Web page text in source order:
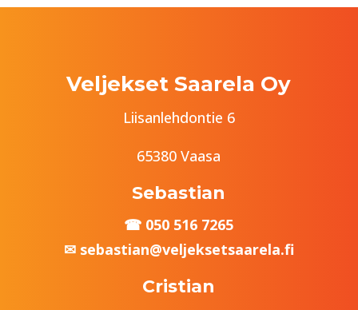
Veljekset Saarela Oy
Liisanlehdontie 6
65380 Vaasa
Sebastian
050 516 7265
sebastian@veljeksetsaarela.fi
Cristian